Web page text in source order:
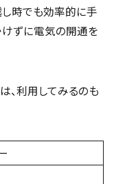
し時でも効率的に手
ずに電気の開通を
、利用してみるのも